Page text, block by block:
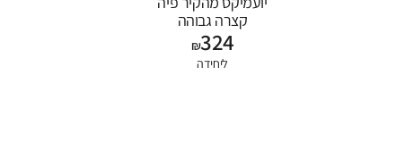
קצרה גבוהה
₪324
ליחידה